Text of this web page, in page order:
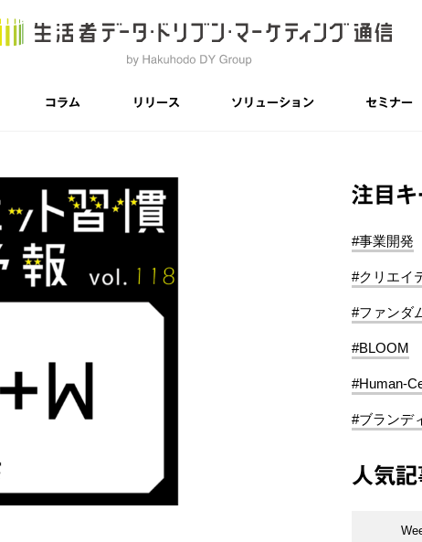
コラム リリース ソリューション セミナー
注目
#事業開発
#クリエイ
#ファンダ
#BLOOM
#Human-
#ブランデ
人気